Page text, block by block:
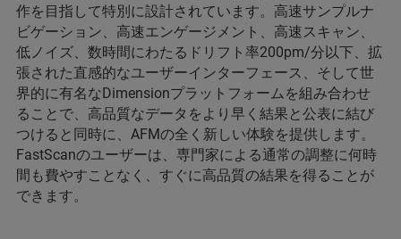
作を目指して特別に設計されています。高速サンプルナ
ビゲーション、高速エンゲージメント、高速スキャン、
低ノイズ、数時間にわたるドリフト率200pm/分以下、拡
張された直感的なユーザーインターフェース、そして世
界的に有名なDimensionプラットフォームを組み合わせ
ることで、高品質なデータをより早く結果と公表に結び
つけると同時に、AFMの全く新しい体験を提供します。
FastScanのユーザーは、専門家による通常の調整に何時
間も費やすことなく、すぐに高品質の結果を得ることが
できます。